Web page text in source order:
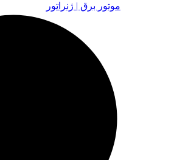
موتور برق | ژنراتور